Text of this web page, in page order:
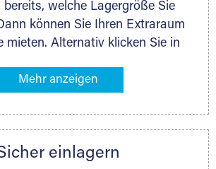
bereits, welche Lagergröße Sie
können Sie Ihren Extraraum
mieten. Alternativ klicken Sie in
an, die Sie einlagern möchten –
steht Ihnen Ihr Extraraum
Lagervolumen und zu
einlagern